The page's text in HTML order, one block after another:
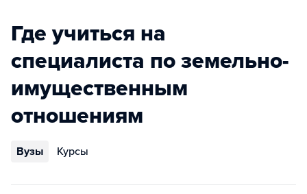
Где учиться на
специалиста по земельно-
имущественным
отношениям
Вузы Курсы